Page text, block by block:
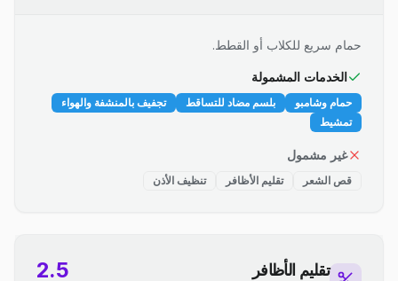
حمام سريع للكلاب أو القطط.
الخدمات المشمولة
حمام وشامبو بلسم مضاد للتساقط
تجفيف بالمنشفة والهواء
تمشيط
غير مشمول
قص الشعر تقليم الأظافر تنظيف الأذن
تقليم الأظافر 2.5